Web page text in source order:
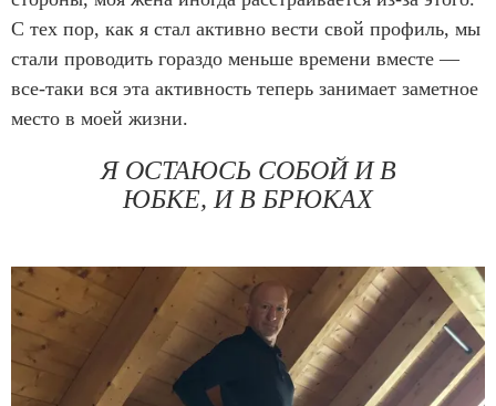
С тех пор, как я стал активно вести свой профиль, мы
стали проводить гораздо меньше времени вместе —
все-таки вся эта активность теперь занимает заметное
место в моей жизни.
Я ОСТАЮСЬ СОБОЙ И В
ЮБКЕ, И В БРЮКАХ